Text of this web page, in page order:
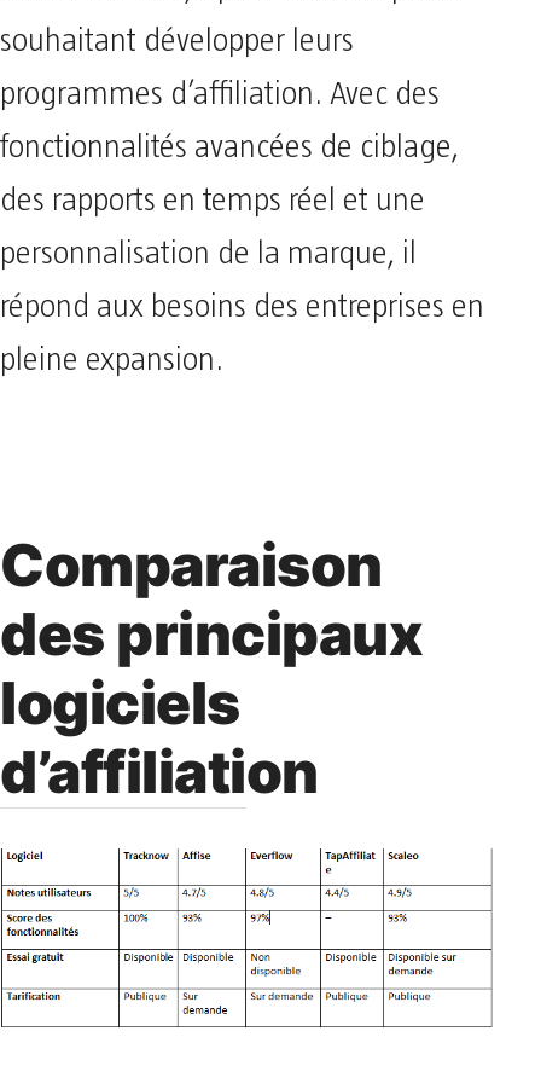
souhaitant développer leurs
programmes d’affiliation. Avec des
fonctionnalités avancées de ciblage,
des rapports en temps réel et une
personnalisation de la marque, il
répond aux besoins des entreprises en
pleine expansion.
Comparaison
des principaux
logiciels
d’affiliation